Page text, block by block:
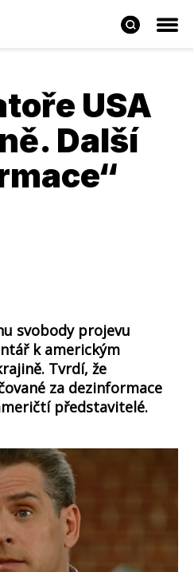
USA
Další
svobody projevu
k americkým
Tvrdí, že
za dezinformace
představitelé.